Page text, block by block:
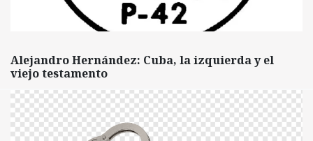
Alejandro Hernández: Cuba, la izquierda y el
viejo testamento